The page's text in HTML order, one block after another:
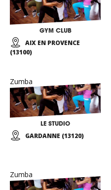
GYM CLUB
AIX EN PROVENCE
(13100)
Zumba
LE STUDIO
GARDANNE (13120)
Zumba